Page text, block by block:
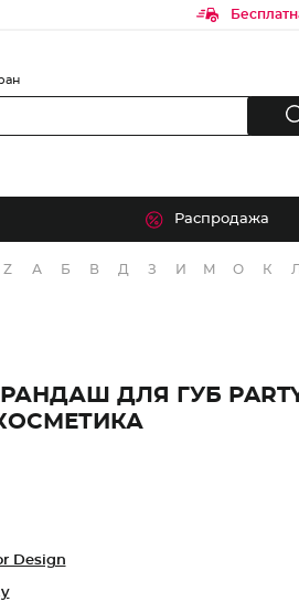
Распродажа
Z А Б В Д З И М О К Л
ДЛЯ ГУБ
Design